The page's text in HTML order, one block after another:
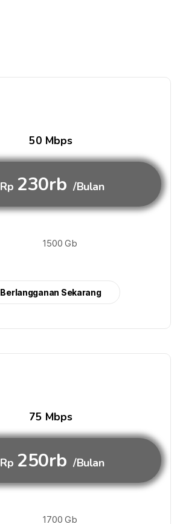
50 Mbps
Rp 230rb /Bulan
1500 Gb
Berlangganan Sekarang
75 Mbps
Rp 250rb /Bulan
1700 Gb